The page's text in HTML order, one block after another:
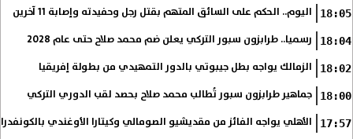
18:05 اليوم.. الحكم على السائق المتهم بقتل رجل وحفيدته وإصابة 11 آخرين
18:04 رسميا.. طرابزون سبور التركي يعلن ضم محمد صلاح حتى عام 2028
18:02 الزمالك يواجه بطل جيبوتي بالدور التمهيدي من بطولة إفريقيا
18:00 جماهير طرابزون سبور تُطالب محمد صلاح بحصد لقب الدوري التركي
17:57 الأهلي يواجه الفائز من مقديشيو الصومالي وكيتارا الأوغندي